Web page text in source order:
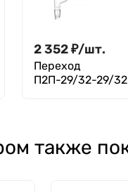
2 352₽/шт.
Переход
П2П-29/32-29/
также